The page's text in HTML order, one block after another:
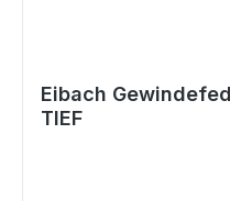
Eibach
TIEF